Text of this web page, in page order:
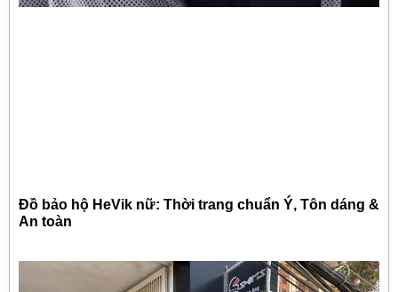
Đồ bảo hộ HeVik nữ: Thời trang chuẩn Ý, Tôn dáng &
An toàn